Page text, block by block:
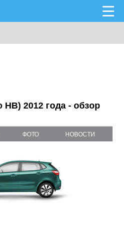
2012 года - обзор
ФОТО НОВОСТИ